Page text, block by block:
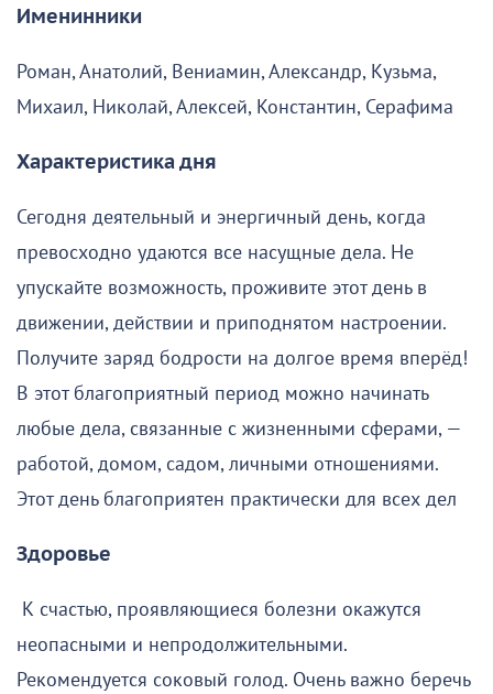
Именинники
Роман, Анатолий, Вениамин, Александр, Кузьма,
Михаил, Николай, Алексей, Константин, Серафима
Характеристика дня
Сегодня деятельный и энергичный день, когда
превосходно удаются все насущные дела. Не
упускайте возможность, проживите этот день в
движении, действии и приподнятом настроении.
Получите заряд бодрости на долгое время вперёд!
В этот благоприятный период можно начинать
любые дела, связанные с жизненными сферами, —
работой, домом, садом, личными отношениями.
Этот день благоприятен практически для всех дел
Здоровье
К счастью, проявляющиеся болезни окажутся
неопасными и непродолжительными.
Рекомендуется соковый голод. Очень важно беречь